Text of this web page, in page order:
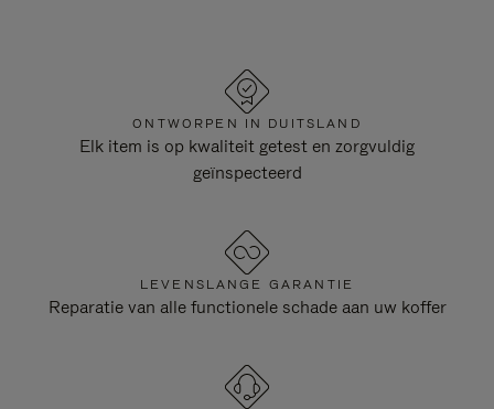
ONTWORPEN IN DUITSLAND
Elk item is op kwaliteit getest en zorgvuldig
geïnspecteerd
LEVENSLANGE GARANTIE
Reparatie van alle functionele schade aan uw koffer